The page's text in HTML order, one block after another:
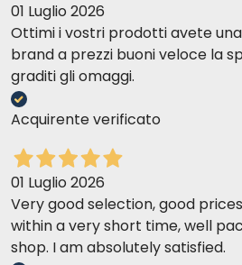
01 Luglio 2026
Ottimi i vostri prodotti avete
brand a prezzi buoni veloce la
graditi gli omaggi.
Acquirente verificato
01 Luglio 2026
Very good selection, good
within a very short time, well
shop. I am absolutely satisfied.